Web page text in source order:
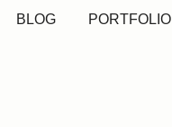
BLOG PORTFOLIO